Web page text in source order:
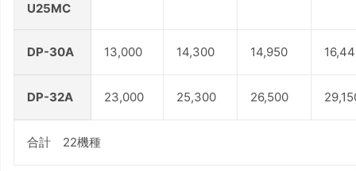
U25MC
DP-30A 13,000 14,300 14,950
DP-32A 23,000 25,300 26,500
合計 22機種